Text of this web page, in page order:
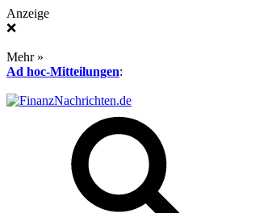
Anzeige
❌
Mehr »
Ad hoc-Mitteilungen: